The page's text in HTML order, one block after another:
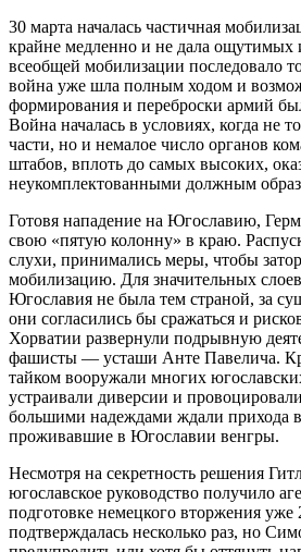
30 марта началась частичная
крайне медленно и не дала ощутимых
всеобщей мобилизации последовало
война уже шла полным ходом и
формирования и переброски армий
Война началась в условиях, когда не
части, но и немалое число органов
штабов, вплоть до самых высоких,
неукомплектованными должным
Готовя нападение на Югославию,
свою «пятую колонну» в краю.
слухи, принимались меры, чтобы
мобилизацию. Для значительных
Югославия не была тем страной, за
они согласились бы сражаться и
Хорватии развернули подрывную
фашисты — усташи Анте Павелича.
тайком вооружали многих
устраивали диверсии и
большими надеждами ждали прихода
проживавшие в Югославии венгры.
Несмотря на секретность решения
югославское руководство получило
подготовке немецкого вторжения
подтверждалась несколько раз, но